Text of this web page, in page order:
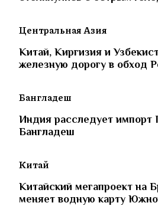
Центральная Азия
Китай, Киргизия и
железную дорогу в обход
Бангладеш
Индия расследует импорт
Бангладеш
Китай
Китайский мегапроект на
меняет водную карту